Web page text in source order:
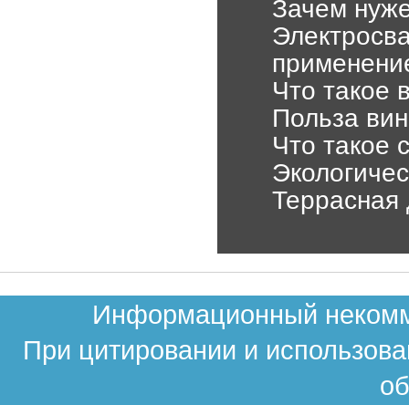
Зачем
Что такое
Польза
Что такое
Террасная
Информационный
При цитировании и